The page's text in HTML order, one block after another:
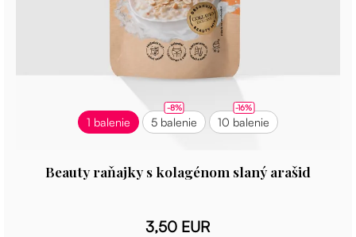
1 balenie 5 balenie
-8%
10 balenie
-16%
Beauty raňajky s kolagénom slaný arašid
3,50 EUR